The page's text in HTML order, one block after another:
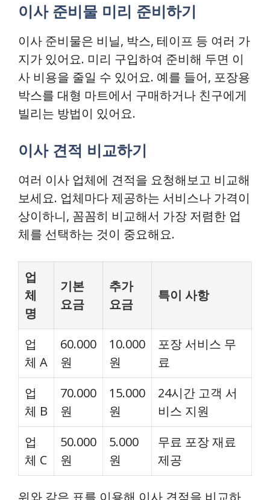
이사 준비물 미리 준비하기
이사 준비물은 비닐, 박스, 테이프 등 여러 가
지가 있어요. 미리 구입하여 준비해 두면 이
사 비용을 줄일 수 있어요. 예를 들어, 포장용
박스를 대형 마트에서 구매하거나 친구에게
빌리는 방법이 있어요.
이사 견적 비교하기
여러 이사 업체에 견적을 요청해보고 비교해
보세요. 업체마다 제공하는 서비스나 가격이
상이하니, 꼼꼼히 비교해서 가장 저렴한 업
체를 선택하는 것이 중요해요.
업
체
명
기본
요금
추가
요금
특이 사항
업
체 A
60.000
원
10.000
원
포장 서비스 무
료
업
체 B
70.000
원
15.000
원
24시간 고객 서
비스 지원
업
체 C
50.000
원
5.000
원
무료 포장 재료
제공
위와 같은 표를 이용해 이사 견적을 비교하